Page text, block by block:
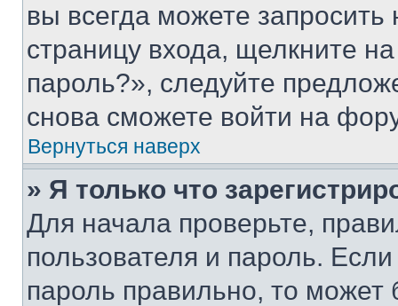
вы всегда можете
страницу входа, щелкните
пароль?», следуйте
снова сможете войти на
Вернуться наверх
» Я только что
Для начала проверьте,
пользователя и пароль.
пароль правильно, то может